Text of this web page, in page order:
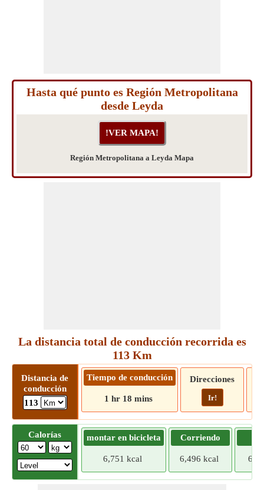
Hasta qué punto es Región Metropolitana
desde Leyda
Región Metropolitana a Leyda Mapa
La distancia total de conducción recorrida es
113 Km
Distancia de
conducción
113
Tiempo de conducción
1 hr 18 mins
Direcciones
Ir!
Calorías montar en bicicleta
6,751 kcal
Corriendo
6,496 kcal